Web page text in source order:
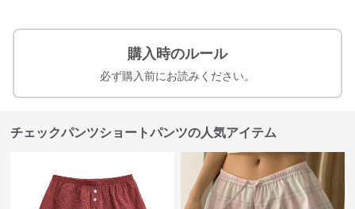
購入時のルール
必ず購入前にお読みください。
チェックパンツショートパンツの人気アイテム